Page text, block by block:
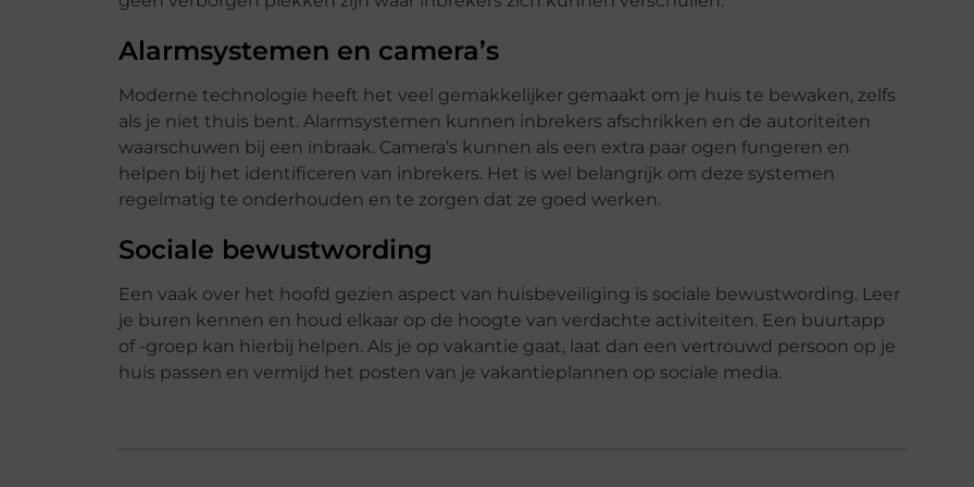
Alarmsystemen en camera’s
Moderne technologie heeft het veel gemakkelijker gemaakt om je huis te bewaken, zelfs
als je niet thuis bent. Alarmsystemen kunnen inbrekers afschrikken en de autoriteiten
waarschuwen bij een inbraak. Camera’s kunnen als een extra paar ogen fungeren en
helpen bij het identificeren van inbrekers. Het is wel belangrijk om deze systemen
regelmatig te onderhouden en te zorgen dat ze goed werken.
Sociale bewustwording
Een vaak over het hoofd gezien aspect van huisbeveiliging is sociale bewustwording. Leer
je buren kennen en houd elkaar op de hoogte van verdachte activiteiten. Een buurtapp
of -groep kan hierbij helpen. Als je op vakantie gaat, laat dan een vertrouwd persoon op je
huis passen en vermijd het posten van je vakantieplannen op sociale media.